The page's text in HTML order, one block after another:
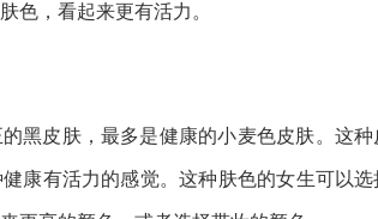
色，看起来更有活力。
黑皮肤，最多是健康的小麦色皮肤。这
康有活力的感觉。这种肤色的女生可以